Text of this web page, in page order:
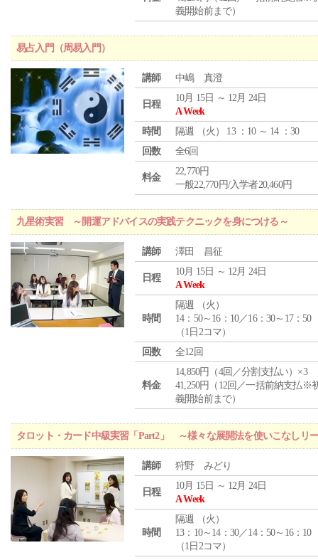
義開始前まで）
易占入門（周易入門）
講師 中嶋 真澄
日程
10月 15日 ～ 12月 24日
A Week
時間
隔週 （火 ） 13 ：10 ～ 14 ：30
回数
全6回
料金
22,770円
一般22,770円/入学者20,460円
九星術実習 ～開運アドバイスの実践テクニックを身につける～
講師 澤田 昌征
日程
10月 15日 ～ 12月 24日
A Week
時間
隔週 （火 ）
14：50～16：10／16：30～17：50
（1日2コマ）
回数
全12回
料金
14,850円（4回／分割支払い）×3
41,250円（12回／一括前納支払※
義開始前まで）
タロット・カード中級実習「Part2」 ～様々な展開法を使いこなしリ
講師 狩野 みどり
日程
10月 15日 ～ 12月 24日
A Week
時間
隔週 （火 ）
13：10～14：30／14：50～16：10
（1日2コマ）